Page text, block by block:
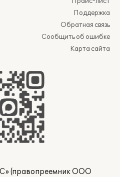
Поддержка
Обратная связь
Сообщить об ошибке
Карта сайта
(правопреемник ООО